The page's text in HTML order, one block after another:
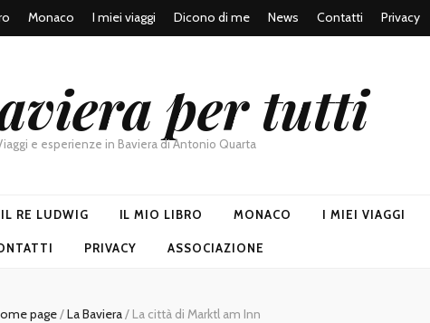
Monaco I miei viaggi Dicono di me News Contatti Privacy
per tutti
e esperienze in Baviera di Antonio Quarta
IL RE LUDWIG IL MIO LIBRO MONACO I MIEI VIAGGI
PRIVACY ASSOCIAZIONE
page/La Baviera/ La città di Marktl am Inn